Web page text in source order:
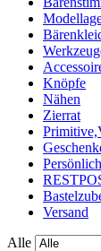
Knöpfe
Nähen
Zierrat
Persönlich
Versand
Alle